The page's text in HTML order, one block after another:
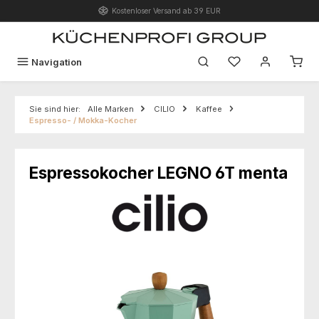
Zum Hauptinhalt springenKostenloser Versand ab 39 EUR
Navigation Du hast 0
Sie sind hier: Alle Marken CILIO
Kaffee
Espresso- / Mokka-Kocher
Espressokocher LEGNO 6T menta